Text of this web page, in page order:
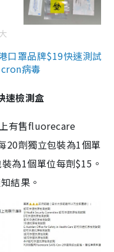
口罩品牌$19快速測試
病毒
檢測盒
有售fluorecare
20劑獨立包裝為1個單
為1個單位每劑$15。
結果。